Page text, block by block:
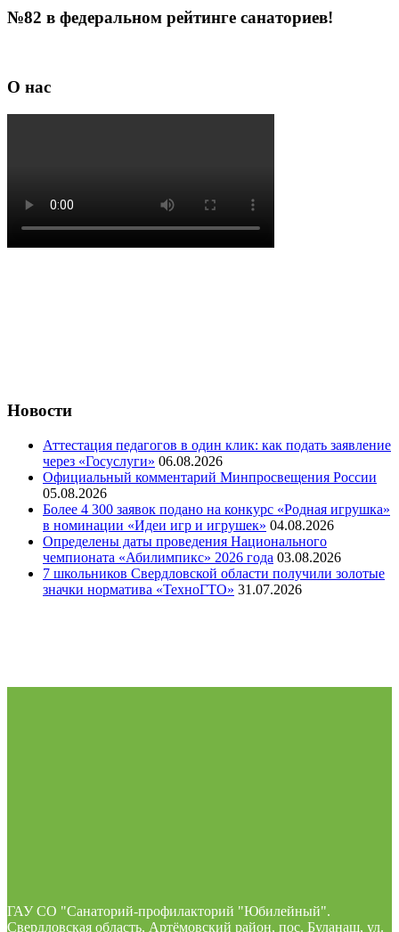
№82 в федеральном рейтинге санаториев!
О нас
Новости
Аттестация педагогов в один клик: как подать заявление
через «Госуслуги» 06.08.2026
Официальный комментарий Минпросвещения России
05.08.2026
Более 4 300 заявок подано на конкурс «Родная игрушка»
в номинации «Идеи игр и игрушек» 04.08.2026
Определены даты проведения Национального
чемпионата «Абилимпикс» 2026 года 03.08.2026
7 школьников Свердловской области получили золотые
значки норматива «ТехноГТО» 31.07.2026
ГАУ СО "Санаторий-профилакторий "Юбилейный".
Свердловская область, Артёмовский район, пос. Буланаш, ул.